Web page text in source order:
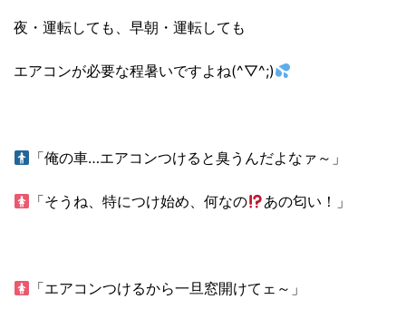
夜・運転しても、早朝・運転しても
エアコンが必要な程暑いですよね(^▽^;)
「俺の車…エアコンつけると臭うんだよなァ～」
「そうね、特につけ始め、何なの あの匂い！」
「エアコンつけるから一旦窓開けてェ～」